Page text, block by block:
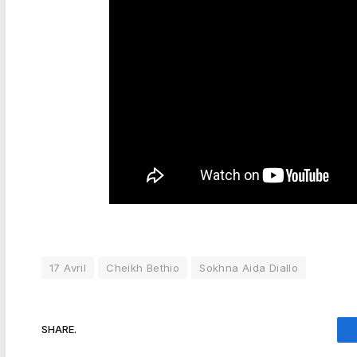
17 Avril Cheikh Bethio Sokhna Aida Diallo
SHARE.